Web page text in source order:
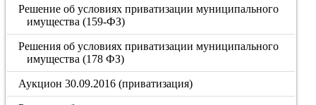
Решение об условиях приватизации муниципального
имущества (159-ФЗ)
Решения об условиях приватизации муниципального
имущества (178 ФЗ)
Аукцион 30.09.2016 (приватизация)